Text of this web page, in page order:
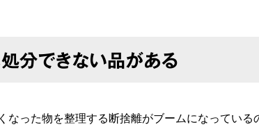
分できない品がある
なった物を整理する断捨離がブームになってい